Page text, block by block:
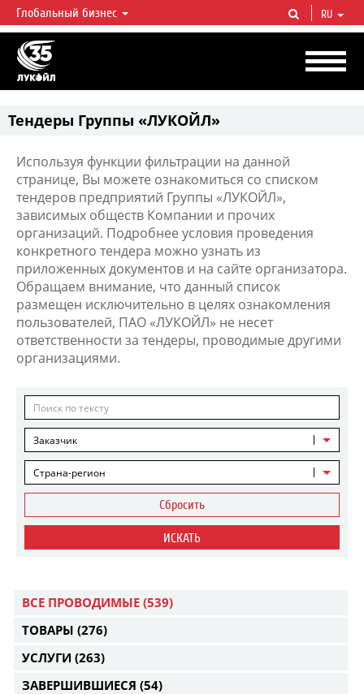
ЛУКОЙЛ СЕГОДНЯ
ЛУКОЙЛ — одна из крупнейших вертикально интегрированных
нефтегазовых компаний в мире, на долю которой приходится более 2%
мировой добычи нефти и около 1% доказанных запасов углеводородов.
Глобальный бизнес RU
Тендеры Группы «ЛУКОЙЛ»
Используя функции фильтрации на данной
странице, Вы можете ознакомиться со списком
тендеров предприятий Группы «ЛУКОЙЛ»,
зависимых обществ Компании и прочих
организаций. Подробнее условия проведения
конкретного тендера можно узнать из
приложенных документов и на сайте организатора.
Обращаем внимание, что данный список
размещен исключительно в целях ознакомления
пользователей, ПАО «ЛУКОЙЛ» не несет
ответственности за тендеры, проводимые другими
организациями.
Заказчик
Страна-регион
Сбросить
ИСКАТЬ
ВСЕ ПРОВОДИМЫЕ (539)
ТОВАРЫ (276)
УСЛУГИ (263)
ЗАВЕРШИВШИЕСЯ (54)